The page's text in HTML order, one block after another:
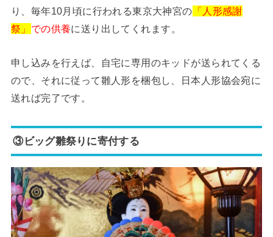
り、毎年10月頃に行われる東京大神宮の 「人形感謝
祭」 での供養に送り出してくれます。
申し込みを行えば、自宅に専用のキッドが送られてくる
ので、それに従って雛人形を梱包し、日本人形協会宛に
送れば完了です。
③ビッグ雛祭りに寄付する